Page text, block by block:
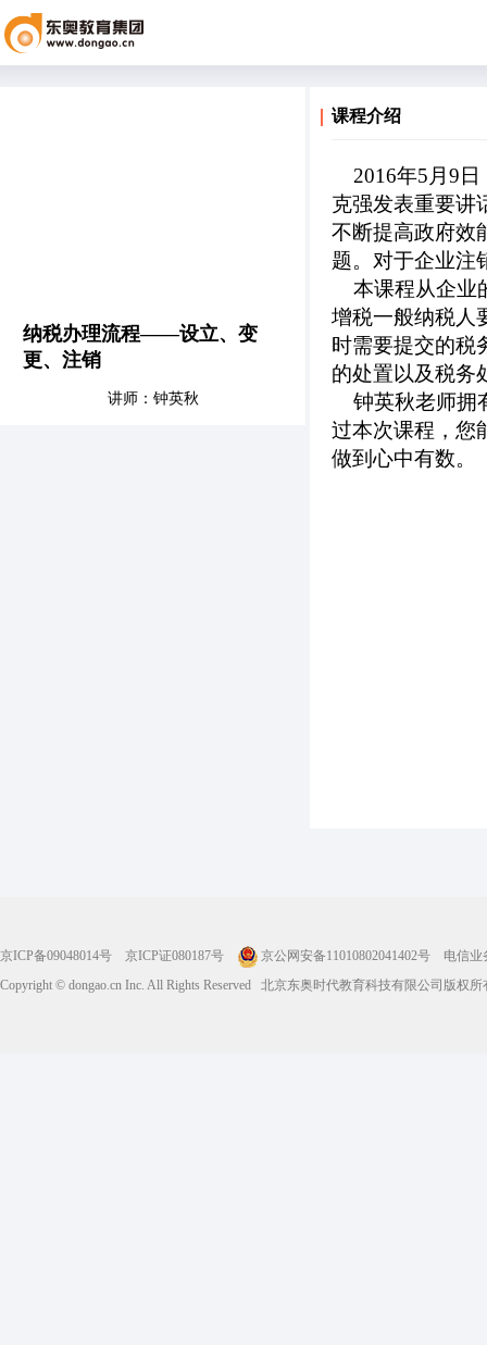
纳税办理流程——设立、变
更、注销
讲师：钟英秋
课程介绍
2016年5月9日
克强发表重要讲
不断提高政府效
题。对于企业注
本课程从企业
增税一般纳税人
时需要提交的税
的处置以及税务
钟英秋老师拥
过本次课程，您
做到心中有数。
京ICP备09048014号 京ICP证080187号 京公网安备11010802041402号
电信业
Copyright © dongao.cn Inc. All Rights Reserved 北京东奥时代教育科技有限公司版权所